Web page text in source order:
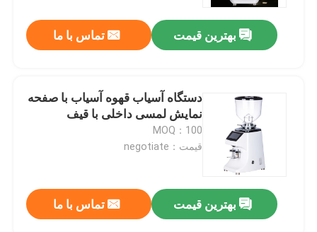
بهترین قیمت تماس با ما
دستگاه آسیاب قهوه آسیاب با صفحه
نمایش لمسی داخلی با قیف
MOQ：100
قیمت：negotiate
بهترین قیمت تماس با ما